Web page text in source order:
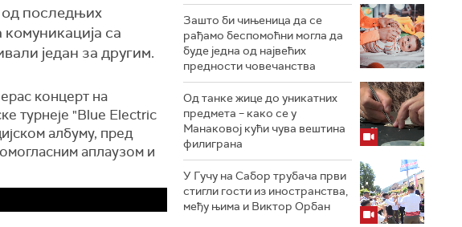
од последњих
са
један за другим.
концерт на
турнеје "Blue Electric
албуму, пред
аплаузом и
Зашто би чињеница да се
рађамо беспомоћни могла да
буде једна од највећих
предности човечанства
Од танке жице до уникатних
предмета – како се у
Манаковој кући чува вештина
филиграна
У Гучу на Сабор трубача први
стигли гости из иностранства,
међу њима и Виктор Орбан